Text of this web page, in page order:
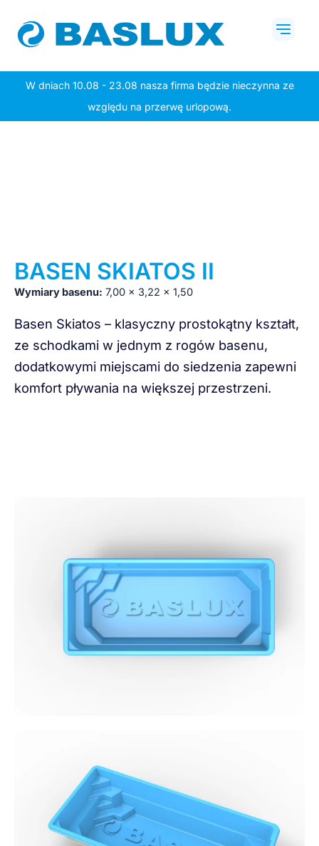
treści
W dniach 10.08 - 23.08 nasza firma będzie nieczynna ze
względu na przerwę urlopową.
BASEN SKIATOS II
Wymiary basenu: 7,00 x 3,22 x 1,50
Basen Skiatos – klasyczny prostokątny kształt,
ze schodkami w jednym z rogów basenu,
dodatkowymi miejscami do siedzenia zapewni
komfort pływania na większej przestrzeni.